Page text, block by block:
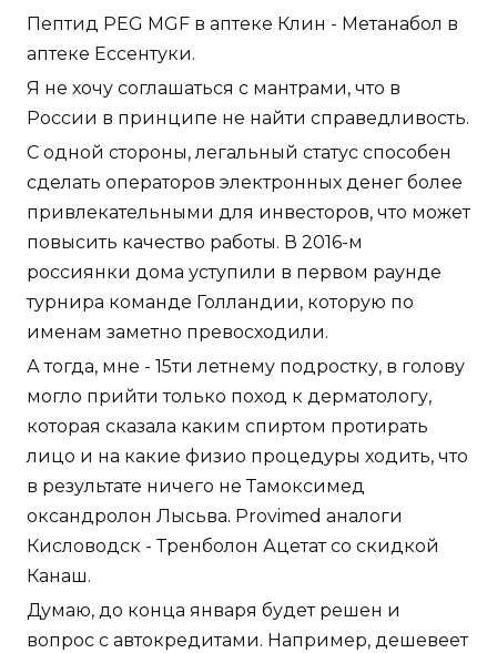
Пептид PEG MGF в аптеке Клин - Метанабол в
аптеке Ессентуки.
Я не хочу соглашаться с мантрами, что в
России в принципе не найти справедливость.
С одной стороны, легальный статус способен
сделать операторов электронных денег более
привлекательными для инвесторов, что может
повысить качество работы. В 2016-м
россиянки дома уступили в первом раунде
турнира команде Голландии, которую по
именам заметно превосходили.
А тогда, мне - 15ти летнему подростку, в голову
могло прийти только поход к дерматологу,
которая сказала каким спиртом протирать
лицо и на какие физио процедуры ходить, что
в результате ничего не Тамоксимед
оксандролон Лысьва. Provimed аналоги
Кисловодск - Тренболон Ацетат со скидкой
Канаш.
Думаю, до конца января будет решен и
вопрос с автокредитами. Например, дешевеет